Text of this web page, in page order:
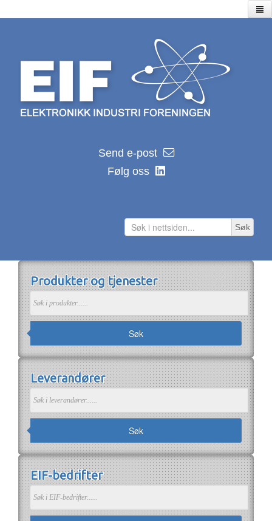
Seminarer/webinarer
Lagersalg
Tidsskrifter
Om EIF
Om EIF
Søk medlemskap
Jobb i bransjen
Send e-post
Følg oss
Søk
Produkter og tjenester
Søk
Leverandører
Søk
EIF-bedrifter